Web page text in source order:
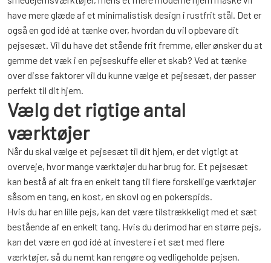
have mere glæde af et minimalistisk design i rustfrit stål. Det er
også en god idé at tænke over, hvordan du vil opbevare dit
pejsesæt. Vil du have det stående frit fremme, eller ønsker du at
gemme det væk i en pejseskuffe eller et skab? Ved at tænke
over disse faktorer vil du kunne vælge et pejsesæt, der passer
perfekt til dit hjem.
Vælg det rigtige antal
værktøjer
Når du skal vælge et pejsesæt til dit hjem, er det vigtigt at
overveje, hvor mange værktøjer du har brug for. Et pejsesæt
kan bestå af alt fra en enkelt tang til flere forskellige værktøjer
såsom en tang, en kost, en skovl og en pokerspids.
Hvis du har en lille pejs, kan det være tilstrækkeligt med et sæt
bestående af en enkelt tang. Hvis du derimod har en større pejs,
kan det være en god idé at investere i et sæt med flere
værktøjer, så du nemt kan rengøre og vedligeholde pejsen.